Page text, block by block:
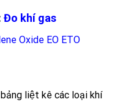
Đo khí gas
Oxide EO ETO
liệt kê các loại khí